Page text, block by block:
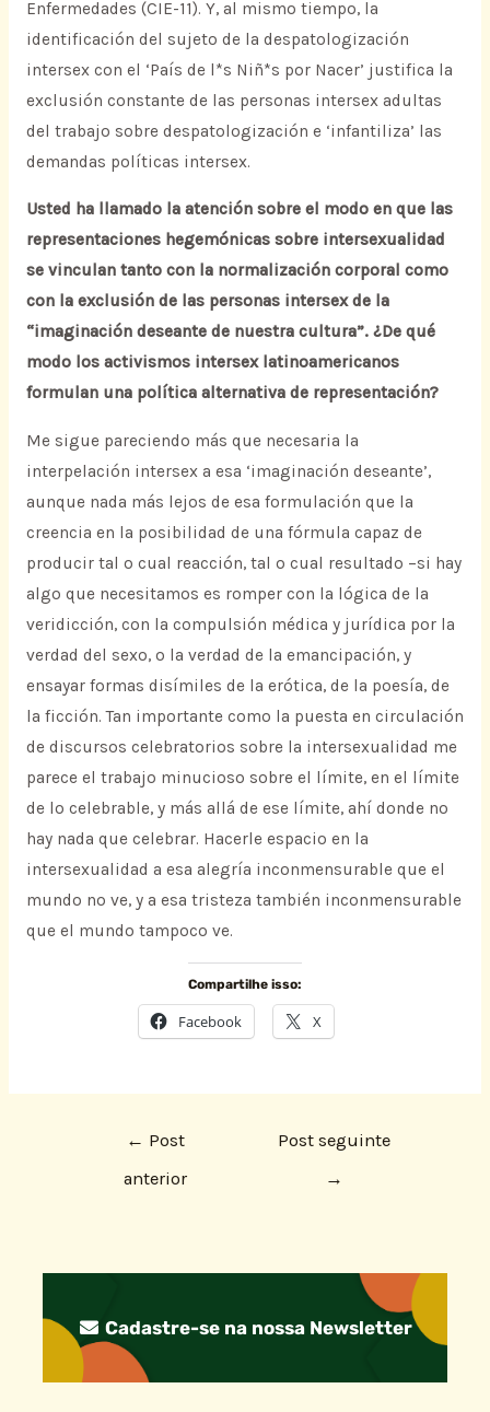
Enfermedades (CIE-11). Y, al mismo tiempo, la
identificación del sujeto de la despatologización
intersex con el ‘País de l*s Niñ*s por Nacer’ justifica la
exclusión constante de las personas intersex adultas
del trabajo sobre despatologización e ‘infantiliza’ las
demandas políticas intersex.
Usted ha llamado la atención sobre el modo en que las
representaciones hegemónicas sobre intersexualidad
se vinculan tanto con la normalización corporal como
con la exclusión de las personas intersex de la
“imaginación deseante de nuestra cultura”. ¿De qué
modo los activismos intersex latinoamericanos
formulan una política alternativa de representación?
Me sigue pareciendo más que necesaria la
interpelación intersex a esa ‘imaginación deseante’,
aunque nada más lejos de esa formulación que la
creencia en la posibilidad de una fórmula capaz de
producir tal o cual reacción, tal o cual resultado –si hay
algo que necesitamos es romper con la lógica de la
veridicción, con la compulsión médica y jurídica por la
verdad del sexo, o la verdad de la emancipación, y
ensayar formas disímiles de la erótica, de la poesía, de
la ficción. Tan importante como la puesta en circulación
de discursos celebratorios sobre la intersexualidad me
parece el trabajo minucioso sobre el límite, en el límite
de lo celebrable, y más allá de ese límite, ahí donde no
hay nada que celebrar. Hacerle espacio en la
intersexualidad a esa alegría inconmensurable que el
mundo no ve, y a esa tristeza también inconmensurable
que el mundo tampoco ve.
Compartilhe isso:
Facebook X
← Post
anterior
Post seguinte
→
Cadastre-se na nossa Newsletter